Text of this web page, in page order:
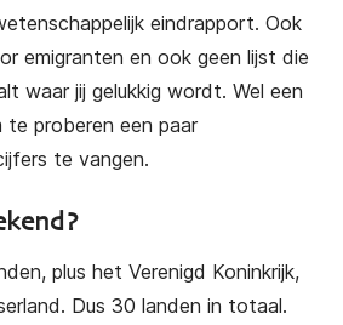
eindrapport. Ook
emigranten en ook geen lijst die
waar jij gelukkig wordt. Wel een
te proberen een paar
te vangen.
plus het Verenigd Koninkrijk,
Dus 30 landen in totaal.